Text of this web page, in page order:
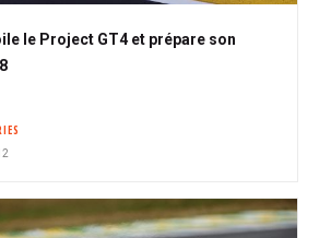
le Project GT4 et prépare son